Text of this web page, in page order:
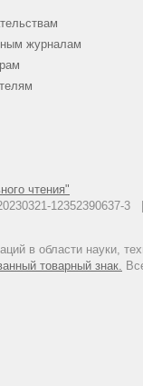
чтения"
20230321-
в области науки,
товарный знак.
журналам